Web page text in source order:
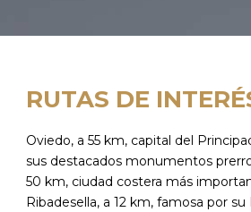
RUTAS DE
Oviedo, a 55 km, capital del
sus destacados monumentos
50 km, ciudad costera más
Ribadesella, a 12 km, famosa por